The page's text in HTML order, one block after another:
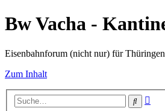
Bw Vacha -
Eisenbahnforum (nicht nur) für Thüringen
Zum Inhalt
Suche